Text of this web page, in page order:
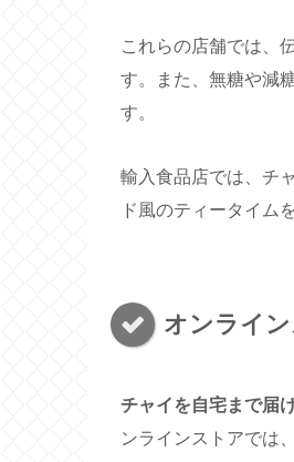
これらの店舗では、
す。また、無糖や減
す。
輸入食品店では、チ
ド風のティータイム
オンライ
チャイを自宅まで届
ンラインストアでは